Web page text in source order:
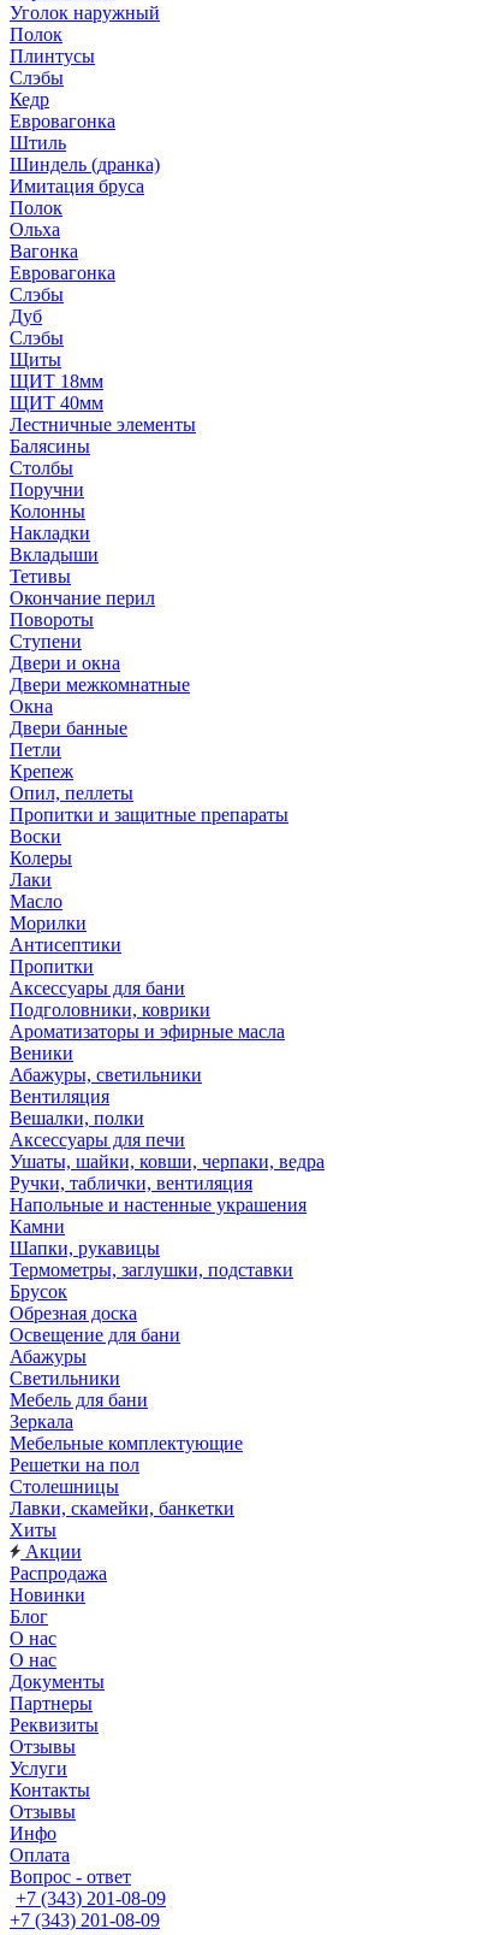
Уголок наружный
Полок
Плинтусы
Слэбы
Кедр
Евровагонка
Штиль
Шиндель (дранка)
Имитация бруса
Полок
Ольха
Вагонка
Евровагонка
Слэбы
Дуб
Слэбы
Щиты
ЩИТ 18мм
ЩИТ 40мм
Лестничные элементы
Балясины
Столбы
Поручни
Колонны
Накладки
Вкладыши
Тетивы
Окончание перил
Повороты
Ступени
Двери и окна
Двери межкомнатные
Окна
Двери банные
Петли
Крепеж
Опил, пеллеты
Пропитки и защитные препараты
Воски
Колеры
Лаки
Масло
Морилки
Антисептики
Пропитки
Аксессуары для бани
Подголовники, коврики
Ароматизаторы и эфирные масла
Веники
Абажуры, светильники
Вентиляция
Вешалки, полки
Аксессуары для печи
Ушаты, шайки, ковши, черпаки, ведра
Ручки, таблички, вентиляция
Напольные и настенные украшения
Камни
Шапки, рукавицы
Термометры, заглушки, подставки
Брусок
Обрезная доска
Освещение для бани
Абажуры
Светильники
Мебель для бани
Зеркала
Мебельные комплектующие
Решетки на пол
Столешницы
Лавки, скамейки, банкетки
Хиты
Акции
Распродажа
Новинки
Блог
О нас
О нас
Документы
Партнеры
Реквизиты
Отзывы
Услуги
Контакты
Отзывы
Инфо
Оплата
Вопрос - ответ
+7 (343) 201-08-09
+7 (343) 201-08-09